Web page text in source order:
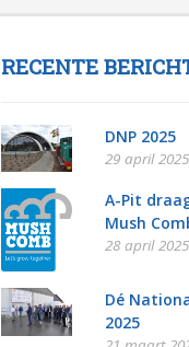
RECENTE
DNP 2025
29 april
A-Pit
Mush
28 april
Dé
2025